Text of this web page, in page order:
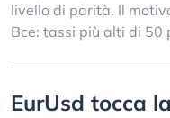
livello di parità. Il
Bce: tassi più alti di 50
EurUsd tocca